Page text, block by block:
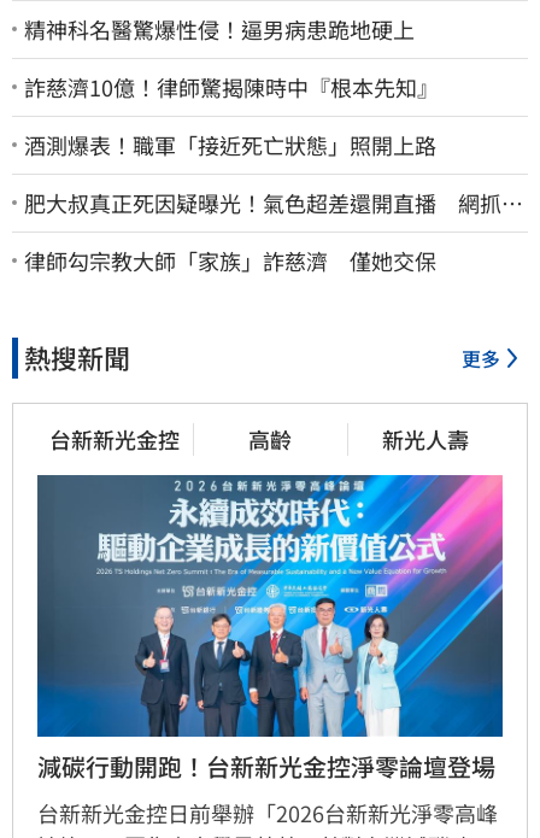
精神科名醫驚爆性侵！逼男病患跪地硬上
詐慈濟10億！律師驚揭陳時中『根本先知』
酒測爆表！職軍「接近死亡狀態」照開上路
肥大叔真正死因疑曝光！氣色超差還開直播 網抓這
一點超不合理
律師勾宗教大師「家族」詐慈濟 僅她交保
熱搜新聞 更多
台新新光金控 高齡 新光人壽
減碳行動開跑！台新新光金控淨零論壇登場
台新新光金控日前舉辦「2026台新新光淨零高峰